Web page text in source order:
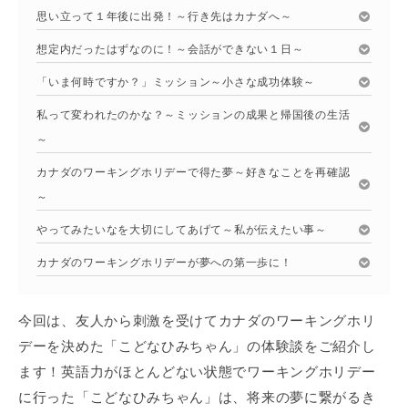
思い立って１年後に出発！～行き先はカナダへ～
想定内だったはずなのに！～会話ができない１日～
「いま何時ですか？」ミッション～小さな成功体験～
私って変われたのかな？～ミッションの成果と帰国後の生活
～
カナダのワーキングホリデーで得た夢～好きなことを再確認
～
やってみたいなを大切にしてあげて～私が伝えたい事～
カナダのワーキングホリデーが夢への第一歩に！
今回は、友人から刺激を受けてカナダのワーキングホリ
デーを決めた「こどなひみちゃん」の体験談をご紹介し
ます！英語力がほとんどない状態でワーキングホリデー
に行った「こどなひみちゃん」は、将来の夢に繋がるき